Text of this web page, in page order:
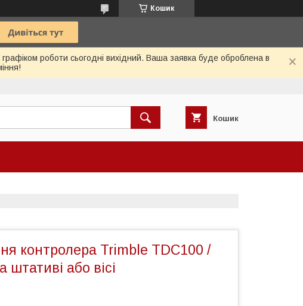
Кошик
роботи сьогодні вихідний. Ваша заявка буде оброблена в
Кошик
контролера Trimble TDC100 /
штативі або вісі